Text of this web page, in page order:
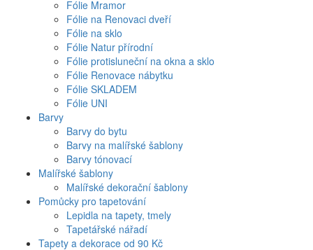
Fólie Mramor
Fólie na Renovaci dveří
Fólie na sklo
Fólie Natur přírodní
Fólie protisluneční na okna a sklo
Fólie Renovace nábytku
Fólie SKLADEM
Fólie UNI
Barvy
Barvy do bytu
Barvy na malířské šablony
Barvy tónovací
Malířské šablony
Malířské dekorační šablony
Pomůcky pro tapetování
Lepidla na tapety, tmely
Tapetářské nářadí
Tapety a dekorace od 90 Kč